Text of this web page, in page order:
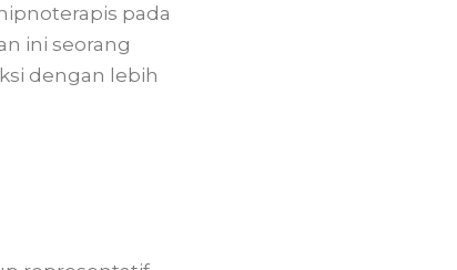
pada
ini seorang
dengan lebih